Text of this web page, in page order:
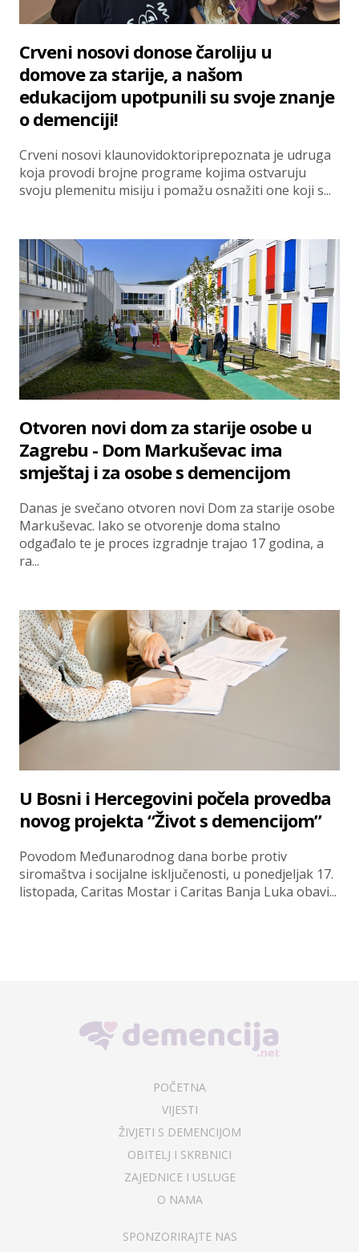
Crveni nosovi donose čaroliju u
domove za starije, a našom
edukacijom upotpunili su svoje znanje
o demenciji!
Crveni nosovi klaunovidoktoriprepoznata je udruga
koja provodi brojne programe kojima ostvaruju
svoju plemenitu misiju i pomažu osnažiti one koji s...
Otvoren novi dom za starije osobe u
Zagrebu - Dom Markuševac ima
smještaj i za osobe s demencijom
Danas je svečano otvoren novi Dom za starije osobe
Markuševac. Iako se otvorenje doma stalno
odgađalo te je proces izgradnje trajao 17 godina, a
ra...
U Bosni i Hercegovini počela provedba
novog projekta “Život s demencijom”
Povodom Međunarodnog dana borbe protiv
siromaštva i socijalne isključenosti, u ponedjeljak 17.
listopada, Caritas Mostar i Caritas Banja Luka obavi...
POČETNA
VIJESTI
ŽIVJETI S DEMENCIJOM
OBITELJ I SKRBNICI
ZAJEDNICE I USLUGE
O NAMA
SPONZORIRAJTE NAS